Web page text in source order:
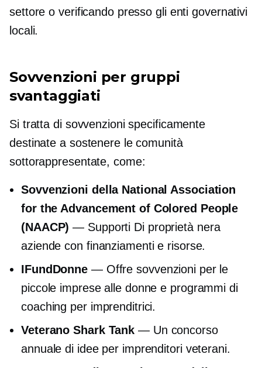
settore o verificando presso gli enti governativi
locali.
Sovvenzioni per gruppi
svantaggiati
Si tratta di sovvenzioni specificamente
destinate a sostenere le comunità
sottorappresentate, come:
Sovvenzioni della National Association
for the Advancement of Colored People
(NAACP) — Supporti Di proprietà nera
aziende con finanziamenti e risorse.
IFundDonne — Offre sovvenzioni per le
piccole imprese alle donne e programmi di
coaching per imprenditrici.
Veterano Shark Tank — Un concorso
annuale di idee per imprenditori veterani.